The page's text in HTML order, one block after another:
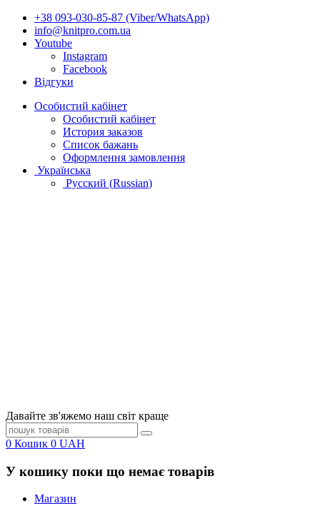
+38 093-030-85-87 (Viber/WhatsApp)
info@knitpro.com.ua
Youtube
Instagram
Facebook
Відгуки
Особистий кабінет
Особистий кабінет
История заказов
Список бажань
Оформлення замовлення
Українська
Русский (Russian)
Давайте зв'яжемо наш світ краще
0 Кошик 0 UAH
У кошику поки що немає товарів
Магазин